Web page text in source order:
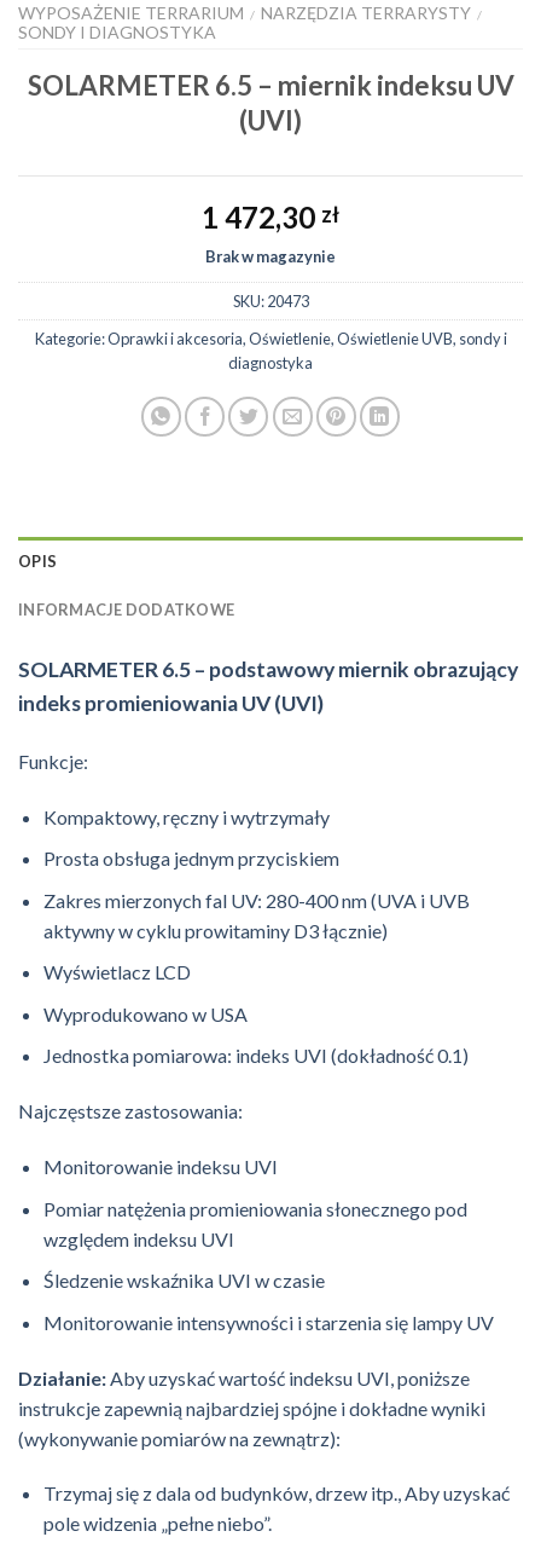
WYPOSAŻENIE TERRARIUM / NARZĘDZIA TERRARYSTY /
SONDY I DIAGNOSTYKA
SOLARMETER 6.5 – miernik indeksu UV
(UVI)
1 472,30 zł
Brak w magazynie
SKU:20473
Kategorie:Oprawki i akcesoria,Oświetlenie,Oświetlenie UVB, sondy i
diagnostyka
OPIS
INFORMACJE DODATKOWE
SOLARMETER 6.5 – podstawowy miernik obrazujący
indeks promieniowania UV (UVI)
Funkcje:
Kompaktowy, ręczny i wytrzymały
Prosta obsługa jednym przyciskiem
Zakres mierzonych fal UV: 280-400 nm (UVA i UVB
aktywny w cyklu prowitaminy D3 łącznie)
Wyświetlacz LCD
Wyprodukowano w USA
Jednostka pomiarowa: indeks UVI (dokładność 0.1)
Najczęstsze zastosowania:
Monitorowanie indeksu UVI
Pomiar natężenia promieniowania słonecznego pod
względem indeksu UVI
Śledzenie wskaźnika UVI w czasie
Monitorowanie intensywności i starzenia się lampy UV
Działanie: Aby uzyskać wartość indeksu UVI, poniższe
instrukcje zapewnią najbardziej spójne i dokładne wyniki
(wykonywanie pomiarów na zewnątrz):
Trzymaj się z dala od budynków, drzew itp., Aby uzyskać
pole widzenia „pełne niebo”.